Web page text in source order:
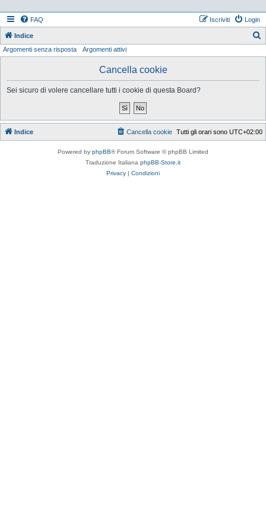
FAQ Login
Iscriviti
Indice
Argomenti senza risposta Argomenti attivi
Cancella cookie
Sei sicuro di volere cancellare tutti i cookie di questa Board?
Indice Tutti gli orari sono UTC+02:00
Cancella cookie
Powered by phpBB® Forum Software © phpBB Limited
Traduzione Italiana phpBB-Store.it
Privacy | Condizioni